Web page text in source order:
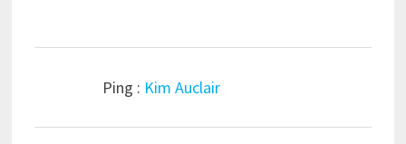
Ping : Kim Auclair